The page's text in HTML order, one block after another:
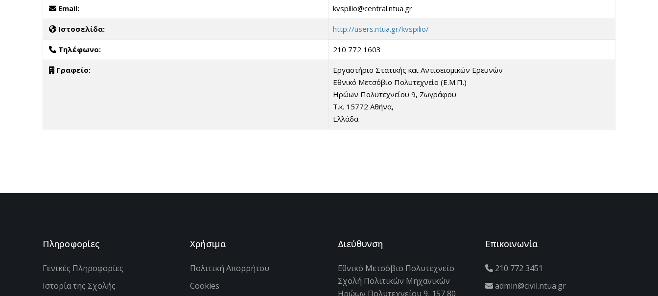
Email: kvspilio@central.ntua.gr
Ιστοσελίδα: http://users.ntua.gr/kvspilio/
Τηλέφωνο: 210 772 1603
Γραφείο:
Εργαστήριο Στατικής και Αντισεισμικών Ερευνών
Εθνικό Μετσόβιο Πολυτεχνείο (Ε.Μ.Π.)
Ηρώων Πολυτεχνείου 9, Ζωγράφου
Τ.κ. 15772 Αθήνα,
Ελλάδα
Πληροφορίες
Γενικές Πληροφορίες
Ιστορία της Σχολής
Χρήσιμα
Πολιτική Απορρήτου
Cookies
Διεύθυνση
Εθνικό Μετσόβιο Πολυτεχνείο
Σχολή Πολιτικών Μηχανικών
Ηρώων Πολυτεχνείου 9, 157 80
Επικοινωνία
210 772 3451
admin@civil.ntua.gr